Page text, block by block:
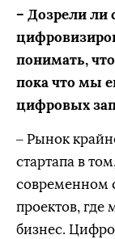
– Дозрели ли
понимать,
пока что мы
цифровых
– Рынок
стартапа в
современном
проектов,
бизнес.